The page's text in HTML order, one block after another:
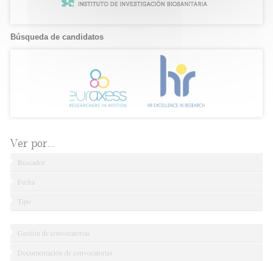
Búsqueda de candidatos
Ver por...
Buscador
Fecha
Tipo
Gestión de convocatorias
Documentación de convocatorias